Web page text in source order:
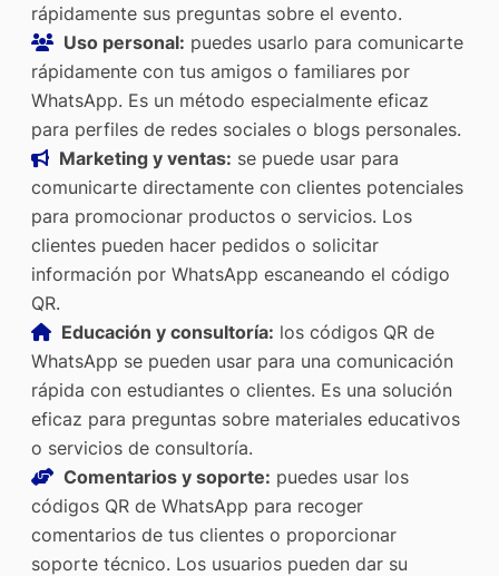
rápidamente sus preguntas sobre el evento.
Uso personal: puedes usarlo para comunicarte
rápidamente con tus amigos o familiares por
WhatsApp. Es un método especialmente eficaz
para perfiles de redes sociales o blogs personales.
Marketing y ventas: se puede usar para
comunicarte directamente con clientes potenciales
para promocionar productos o servicios. Los
clientes pueden hacer pedidos o solicitar
información por WhatsApp escaneando el código
QR.
Educación y consultoría: los códigos QR de
WhatsApp se pueden usar para una comunicación
rápida con estudiantes o clientes. Es una solución
eficaz para preguntas sobre materiales educativos
o servicios de consultoría.
Comentarios y soporte: puedes usar los
códigos QR de WhatsApp para recoger
comentarios de tus clientes o proporcionar
soporte técnico. Los usuarios pueden dar su